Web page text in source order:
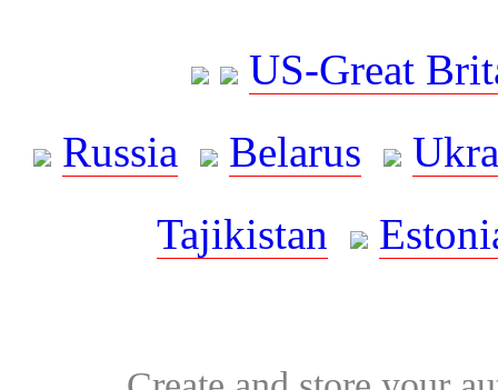
US-Great
Russia
Belarus
Tajikistan